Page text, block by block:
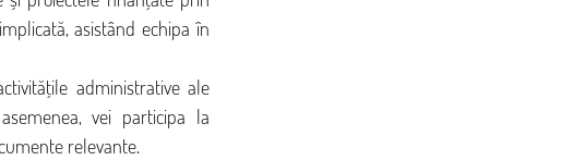
asistând echipa în
administrative ale
vei participa la
relevante.